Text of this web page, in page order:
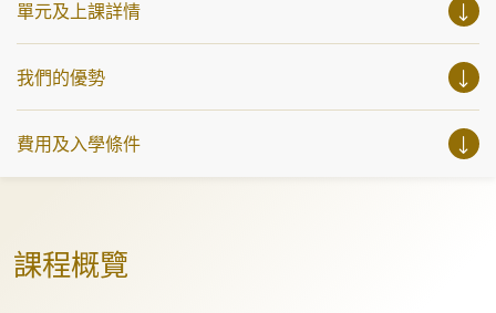
單元及上課詳情
我們的優勢
費用及入學條件
課程概覽